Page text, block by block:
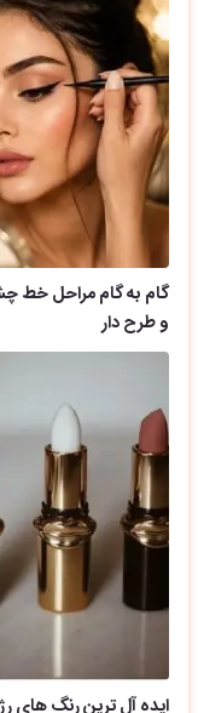
گام به گام مراحل خط
و طرح دار